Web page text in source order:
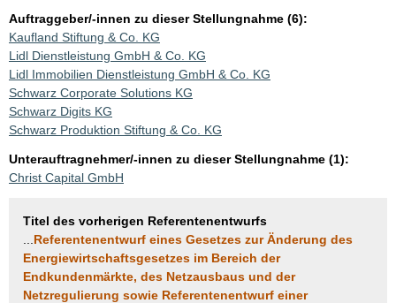
Auftraggeber/-innen zu dieser Stellungnahme (6):
Kaufland Stiftung & Co. KG
Lidl Dienstleistung GmbH & Co. KG
Lidl Immobilien Dienstleistung GmbH & Co. KG
Schwarz Corporate Solutions KG
Schwarz Digits KG
Schwarz Produktion Stiftung & Co. KG
Unterauftragnehmer/-innen zu dieser Stellungnahme (1):
Christ Capital GmbH
Titel des vorherigen Referentenentwurfs
Referentenentwurf eines Gesetzes zur Änderung des
Energiewirtschaftsgesetzes im Bereich der
Endkundenmärkte, des Netzausbaus und der
Netzregulierung sowie Referentenentwurf einer